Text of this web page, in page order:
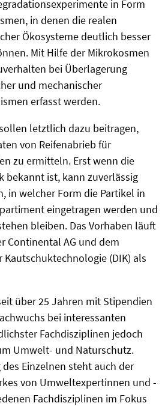
in Form
in denen die realen
Ökosysteme deutlich besser
Mit Hilfe der Mikrokosmen
bei Überlagerung
und mechanischer
erfasst werden.
letztlich dazu beitragen,
von Reifenabrieb für
zu ermitteln. Erst wenn die
bekannt ist, kann zuverlässig
in welcher Form die Partikel in
eingetragen werden und
bleiben. Das Vorhaben läuft
Continental AG und dem
(DIK) als
über 25 Jahren mit Stipendien
bei interessanten
Fachdisziplinen jedoch
Umwelt- und Naturschutz.
Einzelnen steht auch der
von Umweltexpertinnen und -
Fachdisziplinen im Fokus